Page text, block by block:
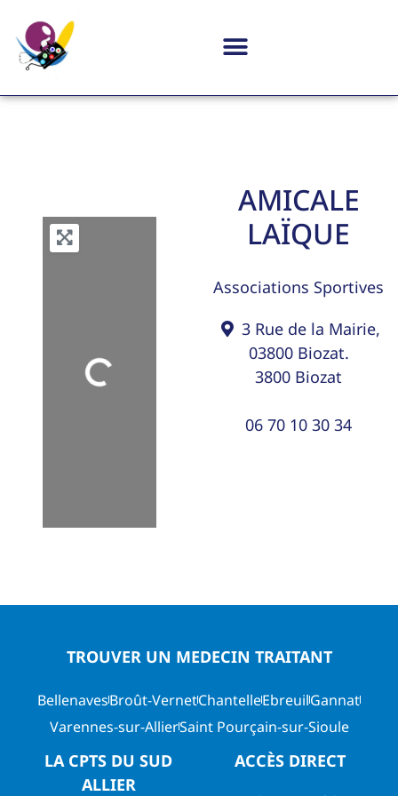
Loading...
AMICALE
LAÏQUE
Associations Sportives
3 Rue de la Mairie,
03800 Biozat.
3800 Biozat
06 70 10 30 34
TROUVER UN MEDECIN TRAITANT
BellenavesBroût-VernetChantelleEbreuilGannat
Varennes-sur-AllierSaint Pourçain-sur-Sioule
LA CPTS DU SUD
ALLIER
ACCÈS DIRECT